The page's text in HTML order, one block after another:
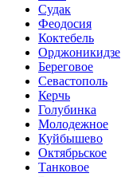
Судак
Феодосия
Коктебель
Орджоникидзе
Береговое
Севастополь
Керчь
Голубинка
Молодежное
Куйбышево
Октябрьское
Танковое